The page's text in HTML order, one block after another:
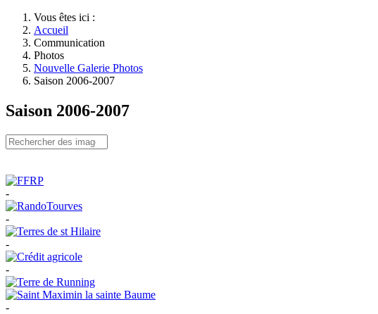
Vous êtes ici :
Accueil
Communication
Photos
Nouvelle Galerie Photos
Saison 2006-2007
Saison 2006-2007
-
-
-
-
-